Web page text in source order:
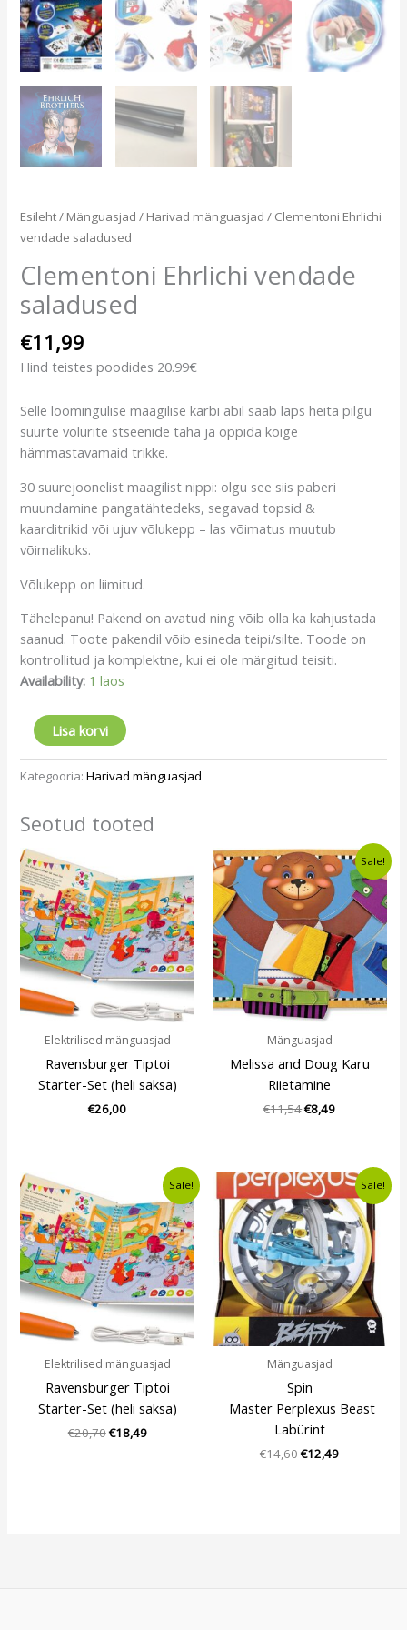
Esileht/ Mänguasjad / Harivad mänguasjad / Clementoni Ehrlichi
vendade saladused
Clementoni Ehrlichi vendade
saladused
€11,99
Hind teistes poodides 20.99€
Selle loomingulise maagilise karbi abil saab laps heita pilgu
suurte võlurite stseenide taha ja õppida kõige
hämmastavamaid trikke.
30 suurejoonelist maagilist nippi: olgu see siis paberi
muundamine pangatähtedeks, segavad topsid &
kaarditrikid või ujuv võlukepp – las võimatus muutub
võimalikuks.
Võlukepp on liimitud.
Tähelepanu! Pakend on avatud ning võib olla ka kahjustada
saanud. Toote pakendil võib esineda teipi/silte. Toode on
kontrollitud ja komplektne, kui ei ole märgitud teisiti.
Availability: 1 laos
Lisa korvi
Kategooria:Harivad mänguasjad
Seotud tooted
Elektrilised mänguasjad
Ravensburger Tiptoi
Starter-Set (heli saksa)
€26,00
Sale!
Mänguasjad
Melissa and Doug Karu
Riietamine
€11,54
Algne
hind
oli:
€11,54.
€8,49
Current
price
is:
€8,49.
Sale!
Elektrilised mänguasjad
Ravensburger Tiptoi
Starter-Set (heli saksa)
€20,70
oli:
€20,70.
€18,49
Current
price
is:
€18,49.
Sale!
Mänguasjad
Spin
Master Perplexus Beast
Labürint
€14,60
Algne
hind
oli:
€14,60.
€12,49
Current
price
is:
€12,49.